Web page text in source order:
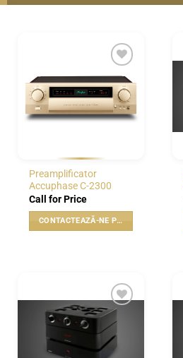
WISHLIST
Preamplificator
Accuphase C-2300
Call for Price
CONTACTEAZĂ-NE PENTRU PREȚ
WISHLIST